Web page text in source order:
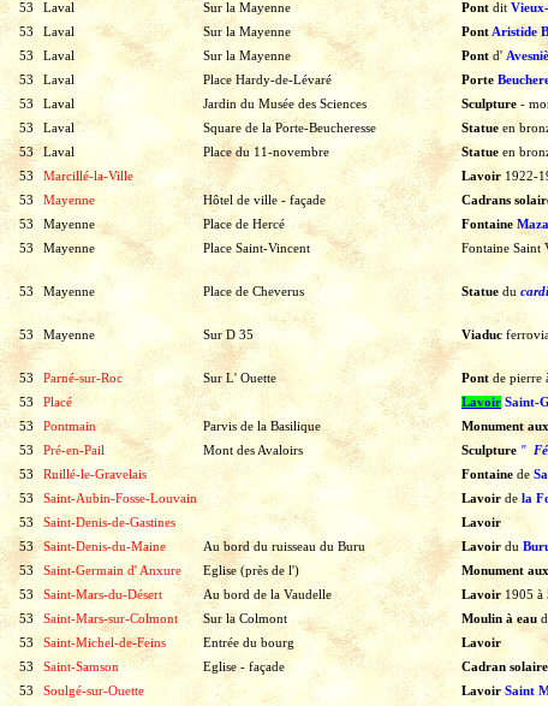
53
Laval Sur la Mayenne Pont dit
53
Laval Sur la Mayenne Pont Aristide
53
Laval Sur la Mayenne Pont d'
53
Laval Place Hardy-de-Lévaré Porte
53
Laval Jardin du Musée des Sciences Sculpture -
53
Laval Square de la Porte-Beucheresse Statueen
53
Laval Place du 11-novembre Statue en
53
Marcillé-la-Ville Lavoir 1922-
53
Mayenne Hôtel de ville - façade Cadrans
53
Mayenne Place de Hercé Fontaine
53
Mayenne Place Saint-Vincent Fontaine Saint
53 Mayenne Place de Cheverus Statue du
53 Mayenne Sur D 35 Viaduc
53 Parné-sur-Roc Sur L' Ouette Pont de pierre
53
Placé Lavoir Saint-
53
Pontmain Parvis de la Basilique Monument
53
Pré-en-Pail Mont des Avaloirs Sculpture "
53
Ruillé-le-Gravelais Fontaine de
53
Saint-Aubin-Fosse-Louvain Lavoir de la
53
Saint-Denis-de-Gastines
Lavoir
53
Saint-Denis-du-Maine Au bord du ruisseau du Buru Lavoir du
53
Saint-Germain d' Anxure Eglise (près de l') Monument
53
Saint-Mars-du-Désert Au bord de la Vaudelle Lavoir 1905 à
53
Saint-Mars-sur-Colmont Sur la Colmont Moulin à eau
53
Saint-Michel-de-Feins Entrée du bourg
Lavoir
53
Saint-Samson Eglise - façade Cadran solaire
53
Soulgé-sur-Ouette Lavoir Saint